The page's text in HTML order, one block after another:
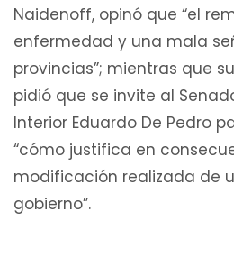
Naidenoff, opinó que “el
enfermedad y una mala
provincias”; mientras que
pidió que se invite al
Interior Eduardo De Pedro
“cómo justifica en
modificación realizada de
gobierno”.